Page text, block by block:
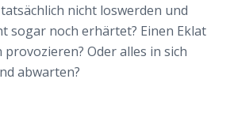
nicht loswerden und
sogar noch erhärtet? Einen Eklat
Oder alles in sich
abwarten?